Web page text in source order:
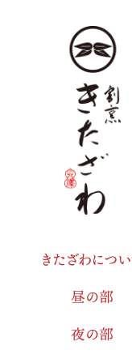
きたざわにつ
昼の部
夜の部